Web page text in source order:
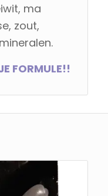
ma
zout,
FORMULE!!